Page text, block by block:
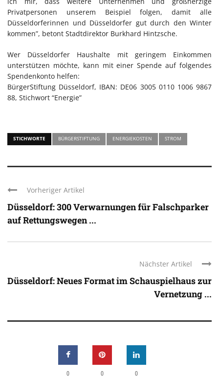
Privatpersonen unserem Beispiel folgen, damit alle
Düsseldorferinnen und Düsseldorfer gut durch den Winter
kommen”, betont Stadtdirektor Burkhard Hintzsche.
Wer Düsseldorfer Haushalte mit geringem Einkommen
unterstützen möchte, kann mit einer Spende auf folgendes
Spendenkonto helfen:
BürgerStiftung Düsseldorf, IBAN: DE06 3005 0110 1006 9867
88, Stichwort “Energie”
STICHWORTE BÜRGERSTIFTUNG ENERGIEKOSTEN STROM
Vorheriger Artikel
Düsseldorf: 300 Verwarnungen für Falschparker
auf Rettungswegen ...
Nächster Artikel
Düsseldorf: Neues Format im Schauspielhaus zur
Vernetzung ...
0 0 0